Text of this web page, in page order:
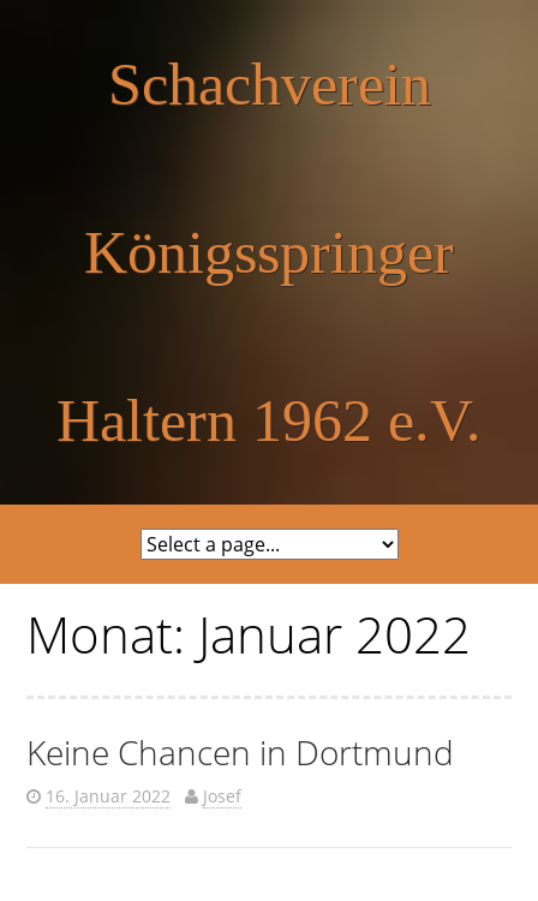
Schachverein
Königsspringer
Haltern 1962 e.V.
Monat: Januar 2022
Keine Chancen in Dortmund
16. Januar 2022 Josef